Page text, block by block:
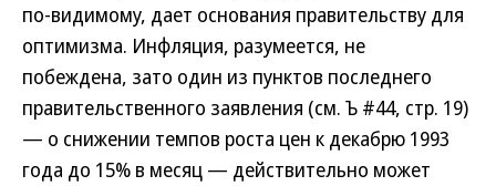
по-видимому, дает основания правительству для
оптимизма. Инфляция, разумеется, не
побеждена, зато один из пунктов последнего
правительственного заявления (см. Ъ #44, стр. 19)
— о снижении темпов роста цен к декабрю 1993
года до 15% в месяц — действительно может